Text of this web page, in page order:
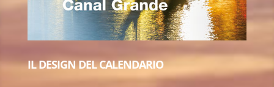
IL DESIGN DEL CALENDARIO